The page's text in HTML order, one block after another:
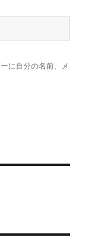
に自分の名前、メ